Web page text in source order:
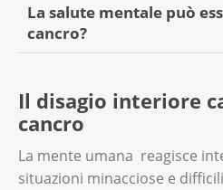
La salute mentale può
cancro?
domandano se esista un
cancro e la salute mentale.
possa dipendere da come
stress.
Il disagio interiore
cancro
La mente umana reagisce
situazioni minacciose e